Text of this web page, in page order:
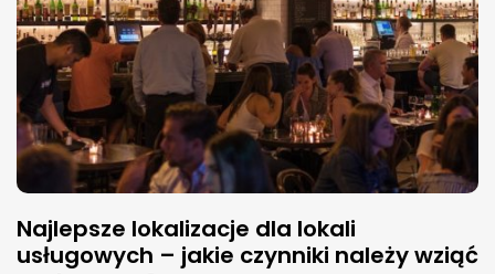
Najlepsze lokalizacje dla lokali
usługowych – jakie czynniki należy wziąć